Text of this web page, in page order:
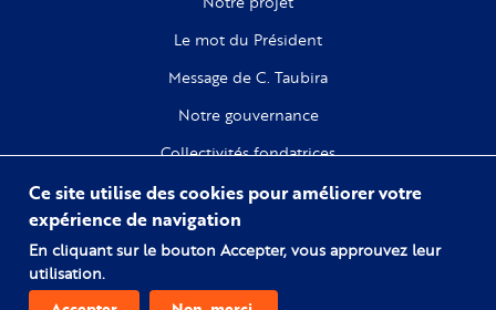
Le mot du Président
Message de C. Taubira
Notre gouvernance
Collectivités fondatrices
Recherche
Ce site utilise des cookies pour améliorer votre
expérience de navigation
En cliquant sur le bouton Accepter, vous approuvez leur
utilisation.